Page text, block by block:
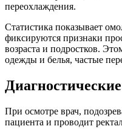
переохлаждения.
Статистика показывает
фиксируются признаки
возраста и подростков.
одежды и белья, частые
При осмотре врач,
пациента и проводит